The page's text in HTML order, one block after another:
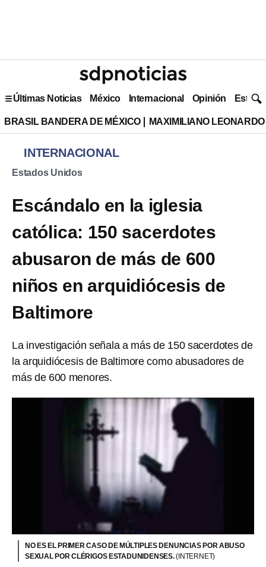
Últimas Noticias México Internacional Opinión Estilo
BRASIL BANDERA DE MÉXICO MAXIMILIANO
INTERNACIONAL
Estados Unidos
Escándalo en la iglesia
católica: 150 sacerdotes
abusaron de más de 600
niños en arquidiócesis de
Baltimore
La investigación señala a más de 150 sacerdotes de
la arquidiócesis de Baltimore como abusadores de
más de 600 menores.
NO ES EL PRIMER CASO DE MÚLTIPLES DENUNCIAS POR ABUSO
SEXUAL POR CLÉRIGOS ESTADUNIDENSES.(INTERNET)